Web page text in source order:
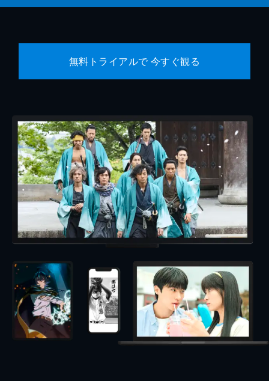
無料トライアルで 今すぐ観る